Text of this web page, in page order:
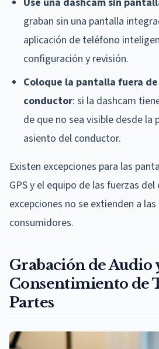
graban sin una pantalla
aplicación de teléfono
configuración y revisión.
Coloque la pantalla fuera
conductor: si la dashcam
de que no sea visible desde la
asiento del conductor.
Existen excepciones para las
GPS y el equipo de las fuerzas
excepciones no se extienden a
consumidores.
Grabación de Audio
Consentimiento de
Partes